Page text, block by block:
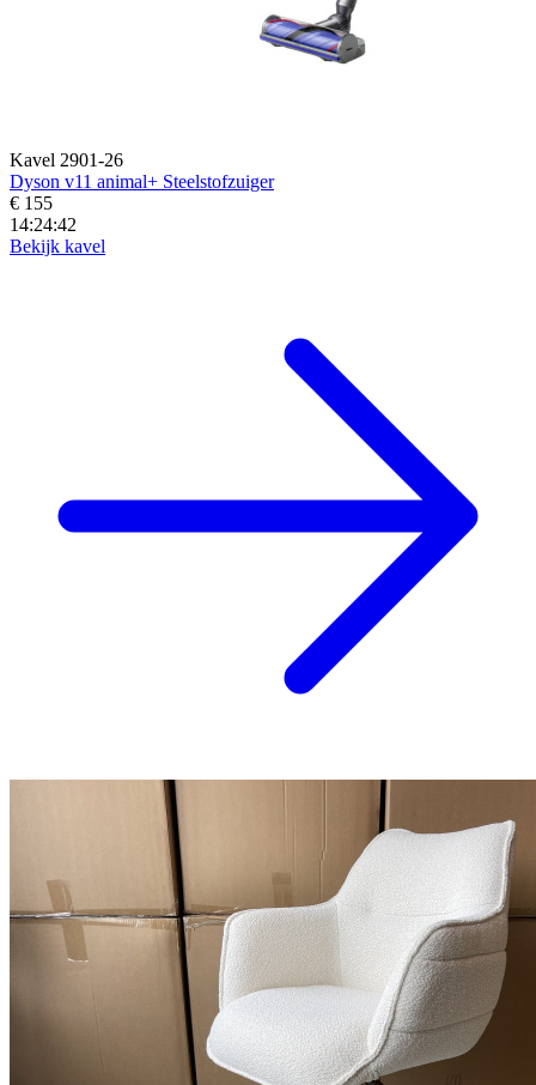
Kavel 2901-26
Dyson v11 animal+ Steelstofzuiger
€ 155
14:24:40
Bekijk kavel